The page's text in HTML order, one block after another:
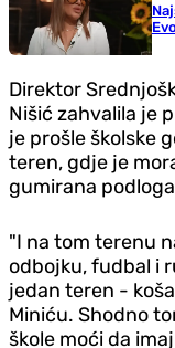
Direktor
Nišić zahvalila je
je prošle školske
teren, gdje je
gumirana
"I na tom terenu
odbojku, fudbal i
jedan teren -
Miniću. Shodno
škole moći da